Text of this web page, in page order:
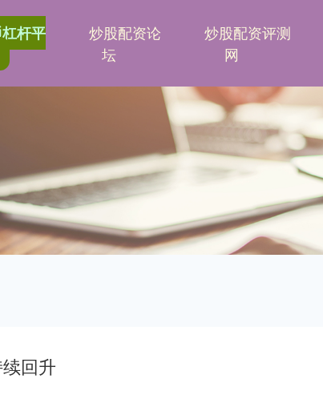
杆平
炒股配资论
坛
炒股配资评测
网
回升